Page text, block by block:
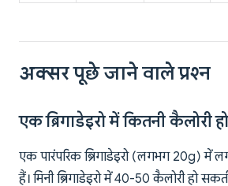
अक्सर पूछे जाने वाले प्रश्न
एक ब्रिगाडेइरो में कितनी कैलोरी
एक पारंपरिक ब्रिगाडेइरो (लगभग 20g) में
हैं। मिनी ब्रिगाडेइरो में 40-50 कैलोरी हो